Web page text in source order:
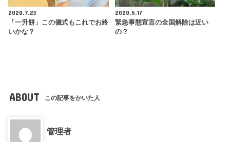
2020.7.23
「一升餅」この儀式もこれでお終
いかな？
2020.5.17
緊急事態宣言の全国解除は近い
の？
ABOUT この記事をかいた人
管理者